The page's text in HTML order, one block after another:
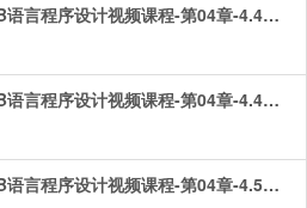
计算机二级VB语言程序设计视频课程-第04章-4.4常用内部函数（2）.mp4
计算机二级VB语言程序设计视频课程-第04章-4.4常用内部函数（3）.mp4
计算机二级VB语言程序设计视频课程-第04章-4.5运算符与表达式.mp4